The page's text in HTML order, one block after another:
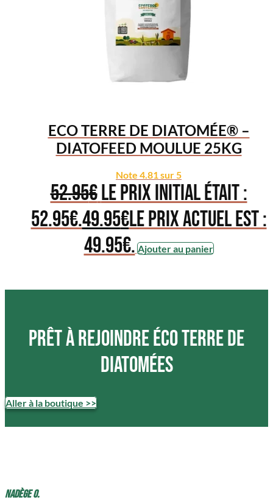
ECO TERRE DE DIATOMÉE® –
DIATOFEED MOULUE 25KG
Note 4.81sur 5
52.95€Le prix initial était :
52.95€.49.95€Le prix actuel est :
49.95€. Ajouter au panier
Prêt à rejoindre ÉCO terre de
diatomées
Aller à la boutique >>
Nadège O.